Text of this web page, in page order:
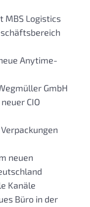
MBS Logistics
Anytime-
GmbH
CIO
neuen
Kanäle
Büro in der